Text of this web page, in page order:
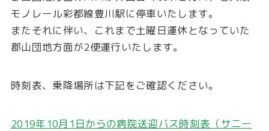
モノレール彩都線豊川駅に停車いたします。
またそれに伴い、これまで土曜日運休となっていた
郡山団地方面が2便運行いたします。
時刻表、乗降場所は下記をご確認ください。
2019年10月1日からの病院送迎バス時刻表（サニー